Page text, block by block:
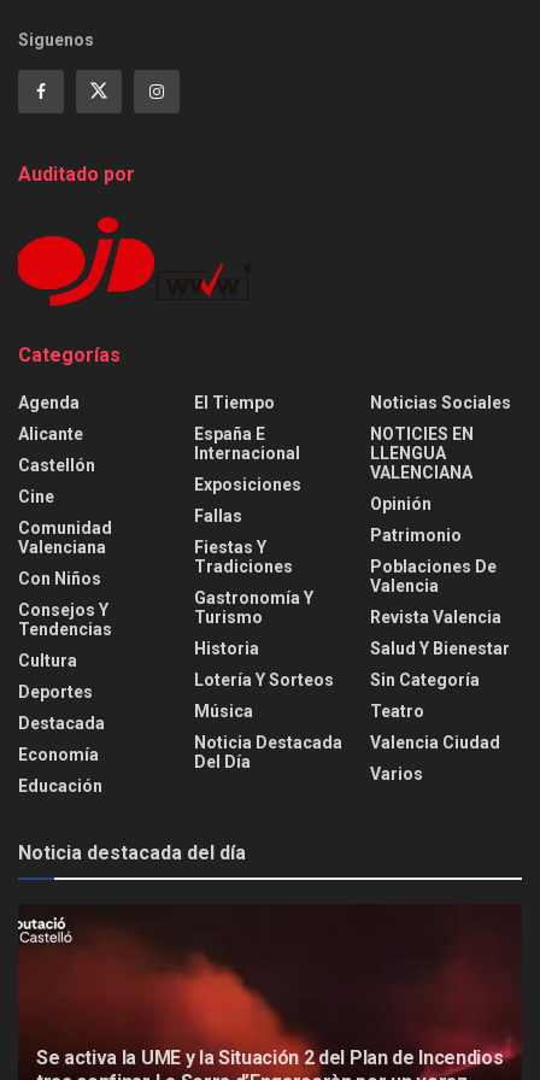
Siguenos
Auditado por
Categorías
Agenda
Alicante
Castellón
Cine
Comunidad
Valenciana
Con Niños
Consejos Y
Tendencias
Cultura
Deportes
Destacada
Economía
Educación
El Tiempo
España E
Internacional
Exposiciones
Fallas
Fiestas Y
Tradiciones
Gastronomía Y
Turismo
Historia
Lotería Y Sorteos
Música
Noticia Destacada
Del Día
Noticias Sociales
NOTICIES EN
LLENGUA
VALENCIANA
Opinión
Patrimonio
Poblaciones De
Valencia
Revista Valencia
Salud Y Bienestar
Sin Categoría
Teatro
Valencia Ciudad
Varios
Noticia destacada del día
Se activa la UME y la Situación 2 del Plan de Incendios